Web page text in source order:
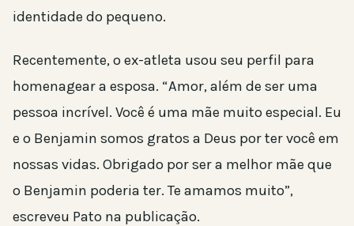
identidade do pequeno.
Recentemente, o ex-atleta usou seu perfil para
homenagear a esposa. “Amor, além de ser uma
pessoa incrível. Você é uma mãe muito especial. Eu
e o Benjamin somos gratos a Deus por ter você em
nossas vidas. Obrigado por ser a melhor mãe que
o Benjamin poderia ter. Te amamos muito”,
escreveu Pato na publicação.